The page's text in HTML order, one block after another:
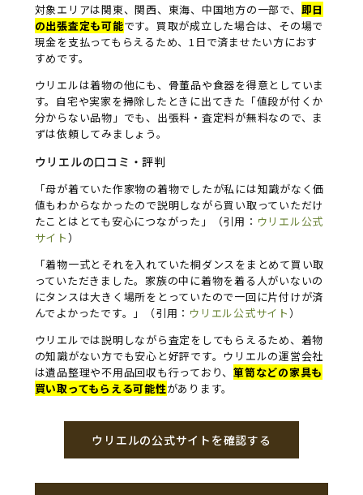
対象エリアは関東、関西、東海、中国地方の一部で、 即日
の出張査定も可能です。買取が成立した場合は、その場で
現金を支払ってもらえるため、1日で済ませたい方におす
すめです。
ウリエルは着物の他にも、骨董品や食器を得意としていま
す。自宅や実家を掃除したときに出てきた「値段が付くか
分からない品物」でも、出張料・査定料が無料なので、ま
ずは依頼してみましょう。
ウリエルの口コミ・評判
「母が着ていた作家物の着物でしたが私には知識がなく価
値もわからなかったので説明しながら買い取っていただけ
たことはとても安心につながった」（引用： ウリエル公式
サイト）
「着物一式とそれを入れていた桐ダンスをまとめて買い取
っていただきました。家族の中に着物を着る人がいないの
にタンスは大きく場所をとっていたので一回に片付けが済
んでよかったです。」（引用： ウリエル公式サイト）
ウリエルでは説明しながら査定をしてもらえるため、着物
の知識がない方でも安心と好評です。ウリエルの運営会社
は遺品整理や不用品回収も行っており、箪笥などの家具も
買い取ってもらえる可能性があります。
ウリエルの公式サイトを確認する